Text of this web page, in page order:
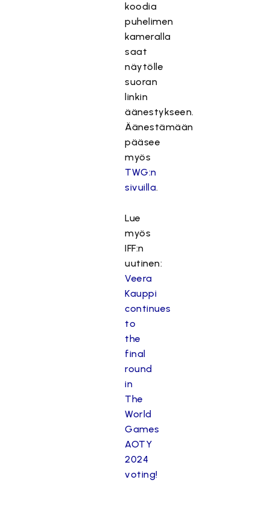
koodia
puhelimen
kameralla
saat
näytölle
suoran
linkin
äänestykseen.
Äänestämään
pääsee
myös
TWG:n
sivuilla.
Lue
myös
IFF:n
uutinen:
Veera
Kauppi
continues
to
the
final
round
in
The
World
Games
AOTY
2024
voting!